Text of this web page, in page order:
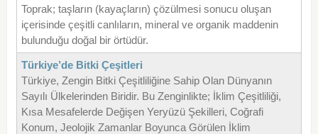
Toprak; taşların (kayaçların) çözülmesi sonucu oluşan
içerisinde çeşitli canlıların, mineral ve organik maddenin
bulunduğu doğal bir örtüdür.
Türkiye’de Bitki Çeşitleri
Türkiye, Zengin Bitki Çeşitliliğine Sahip Olan Dünyanın
Sayılı Ülkelerinden Biridir. Bu Zenginlikte; İklim Çeşitliliği,
Kısa Mesafelerde Değişen Yeryüzü Şekilleri, Coğrafi
Konum, Jeolojik Zamanlar Boyunca Görülen İklim